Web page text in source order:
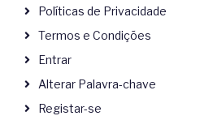
Políticas de Privacidade
Termos e Condições
Entrar
Alterar Palavra-chave
Registar-se